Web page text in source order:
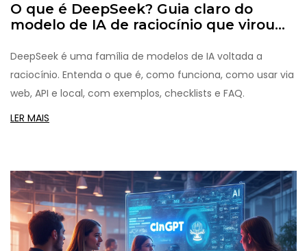
O que é DeepSeek? Guia claro do
modelo de IA de raciocínio que virou
DeepSeek é uma família de modelos de IA voltada a
raciocínio. Entenda o que é, como funciona, como usar via
web, API e local, com exemplos, checklists e FAQ.
LER MAIS